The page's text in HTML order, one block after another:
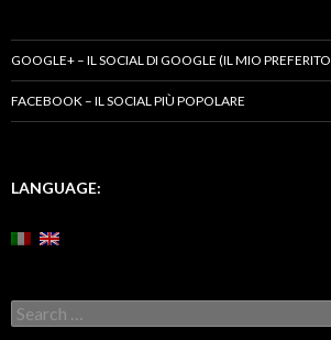
GOOGLE+ – IL SOCIAL DI GOOGLE (IL MIO
FACEBOOK – IL SOCIAL PIÙ POPOLARE
LANGUAGE:
Search
for: